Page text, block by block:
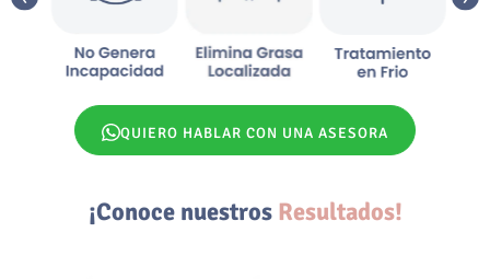
QUIERO HABLAR CON UNA ASESORA
¡Conoce nuestros Resultados!